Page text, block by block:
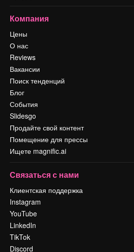
Компания
Цены
О нас
Reviews
Вакансии
Поиск тенденций
Блог
События
Slidesgo
Продайте свой контент
Помещение для прессы
Ищете magnific.ai
Связаться с нами
Клиентская поддержка
Instagram
YouTube
LinkedIn
TikTok
Discord